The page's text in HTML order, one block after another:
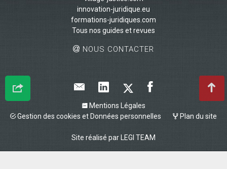
innovation-juridique.eu
formations-juridiques.com
Tous nos guides et revues
NOUS CONTACTER
Mentions Légales
Gestion des cookies et Données personnelles
Plan du site
Site réalisé par LEGI TEAM